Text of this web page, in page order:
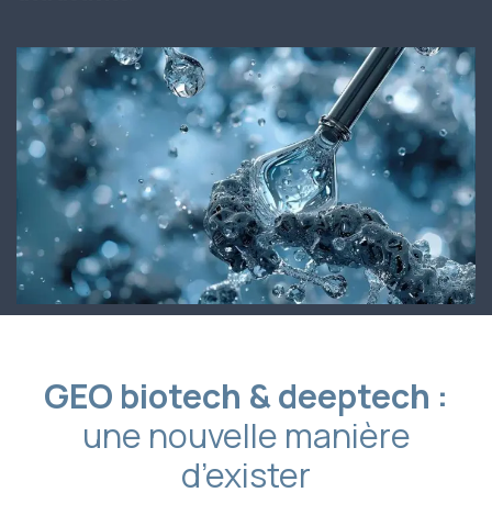
GEO biotech & deeptech :
une nouvelle manière
d’exister